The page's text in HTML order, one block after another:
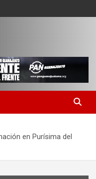
en Purísima del